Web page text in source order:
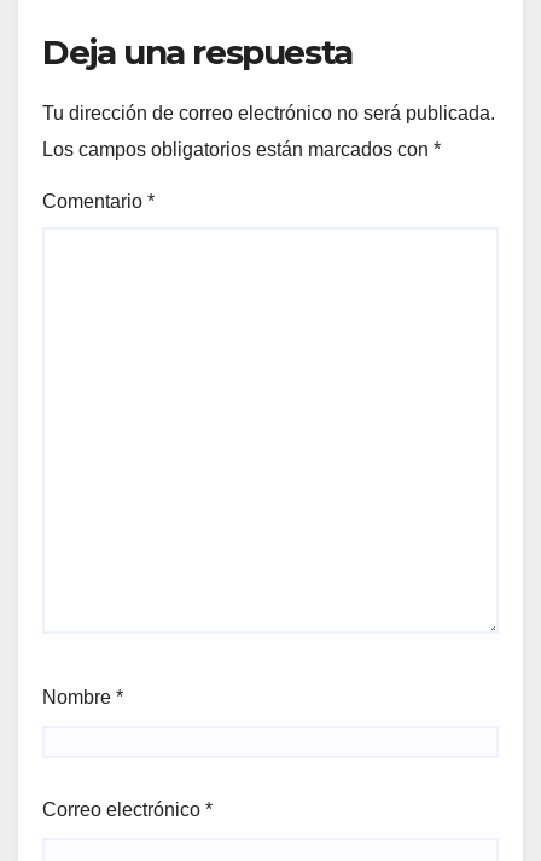
Deja una respuesta
Tu dirección de correo electrónico no será publicada.
Los campos obligatorios están marcados con *
Comentario *
Nombre *
Correo electrónico *